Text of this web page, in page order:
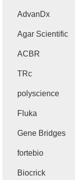
AdvanDx
Agar Scientific
ACBR
TRc
polyscience
Fluka
Gene Bridges
fortebio
Biocrick